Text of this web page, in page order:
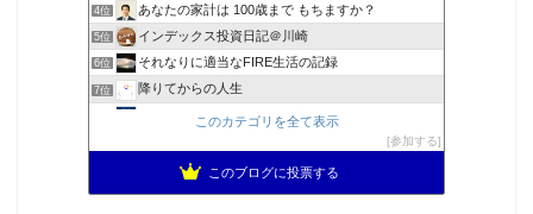
4位 あなたの家計は 100歳まで もちますか？
5位 インデックス投資日記＠川崎
6位 それなりに適当なFIRE生活の記録
7位 降りてからの人生
MBAのインデックス投資日記
2023年(46歳)FIRE！！！＠20XX年FIRE！！！
スパコンSEが効率的投資で一家セミリタイアするブログ
11位
3階建ての資産形成
このカテゴリを全て表示
参加する
このブログに投票する